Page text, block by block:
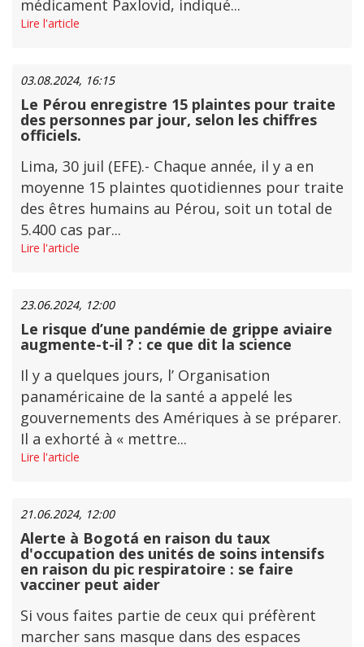
médicament Paxlovid, indiqué...
Lire l'article
03.08.2024, 16:15
Le Pérou enregistre 15 plaintes pour traite
des personnes par jour, selon les chiffres
officiels.
Lima, 30 juil (EFE).- Chaque année, il y a en
moyenne 15 plaintes quotidiennes pour traite
des êtres humains au Pérou, soit un total de
5.400 cas par...
Lire l'article
23.06.2024, 12:00
Le risque d’une pandémie de grippe aviaire
augmente-t-il ? : ce que dit la science
Il y a quelques jours, l’ Organisation
panaméricaine de la santé a appelé les
gouvernements des Amériques à se préparer.
Il a exhorté à « mettre...
Lire l'article
21.06.2024, 12:00
Alerte à Bogotá en raison du taux
d'occupation des unités de soins intensifs
en raison du pic respiratoire : se faire
vacciner peut aider
Si vous faites partie de ceux qui préfèrent
marcher sans masque dans des espaces